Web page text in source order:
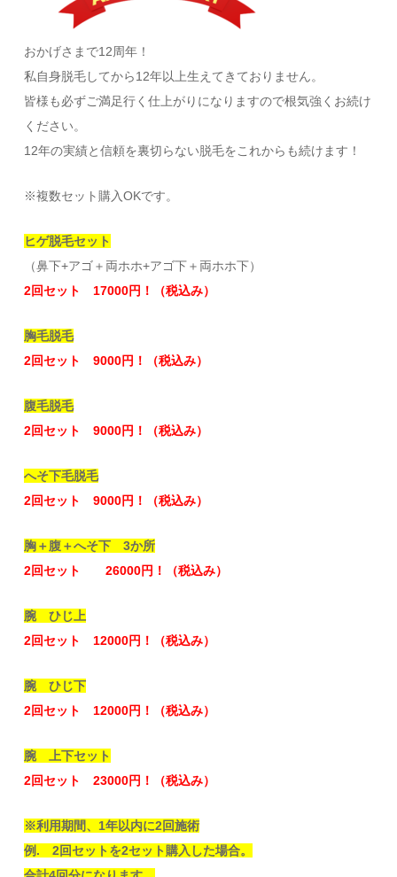
おかげさまで12周年！
私自身脱毛してから12年以上生えてきておりません。
皆様も必ずご満足行く仕上がりになりますので根気強くお続け
ください。
12年の実績と信頼を裏切らない脱毛をこれからも続けます！
※複数セット購入OKです。
ヒゲ脱毛セット
（鼻下+アゴ＋両ホホ+アゴ下＋両ホホ下）
2回セット 17000円！（税込み）
胸毛脱毛
2回セット 9000円！（税込み）
腹毛脱毛
2回セット 9000円！（税込み）
へそ下毛脱毛
2回セット 9000円！（税込み）
胸＋腹＋へそ下 3か所
2回セット 26000円！（税込み）
腕 ひじ上
2回セット 12000円！（税込み）
腕 ひじ下
2回セット 12000円！（税込み）
腕 上下セット
2回セット 23000円！（税込み）
※利用期間、1年以内に2回施術
例. 2回セットを2セット購入した場合。